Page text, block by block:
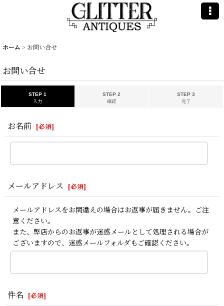
ホーム > お問い合せ
お問い合せ
STEP 1
入力
STEP 2
確認
STEP 3
完了
お名前 [必須]
メールアドレス [必須]
メールアドレスをお間違えの場合はお返事が届きません。ご注
意ください。
また、弊店からのお返事が迷惑メールとして処理される場合が
ございますので、迷惑メールフォルダもご確認ください。
件名 [必須]